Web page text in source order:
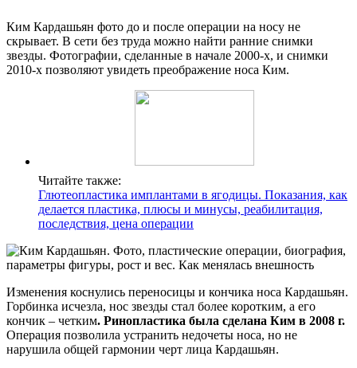
Ким Кардашьян фото до и после операции на носу не
скрывает. В сети без труда можно найти ранние снимки
звезды. Фотографии, сделанные в начале 2000-х, и снимки
2010-х позволяют увидеть преображение носа Ким.
Читайте также:
Глютеопластика имплантами в ягодицы. Показания, как
делается пластика, плюсы и минусы, реабилитация,
последствия, цена операции
Изменения коснулись переносицы и кончика носа Кардашьян.
Горбинка исчезла, нос звезды стал более коротким, а его
кончик – четким. Ринопластика была сделана Ким в 2008 г.
Операция позволила устранить недочеты носа, но не
нарушила общей гармонии черт лица Кардашьян.